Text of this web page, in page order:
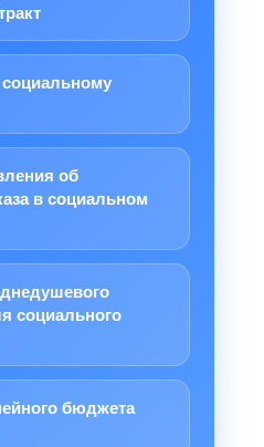
об
в социальном
социального
бюджета